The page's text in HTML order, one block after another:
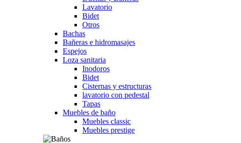
Lavatorio
Bidet
Otros
Bachas
Bañeras e hidromasajes
Espejos
Loza sanitaria
Inodoros
Bidet
Cisternas y estructuras
lavatorio con pedestal
Tapas
Muebles de baño
Muebles classic
Muebles prestige